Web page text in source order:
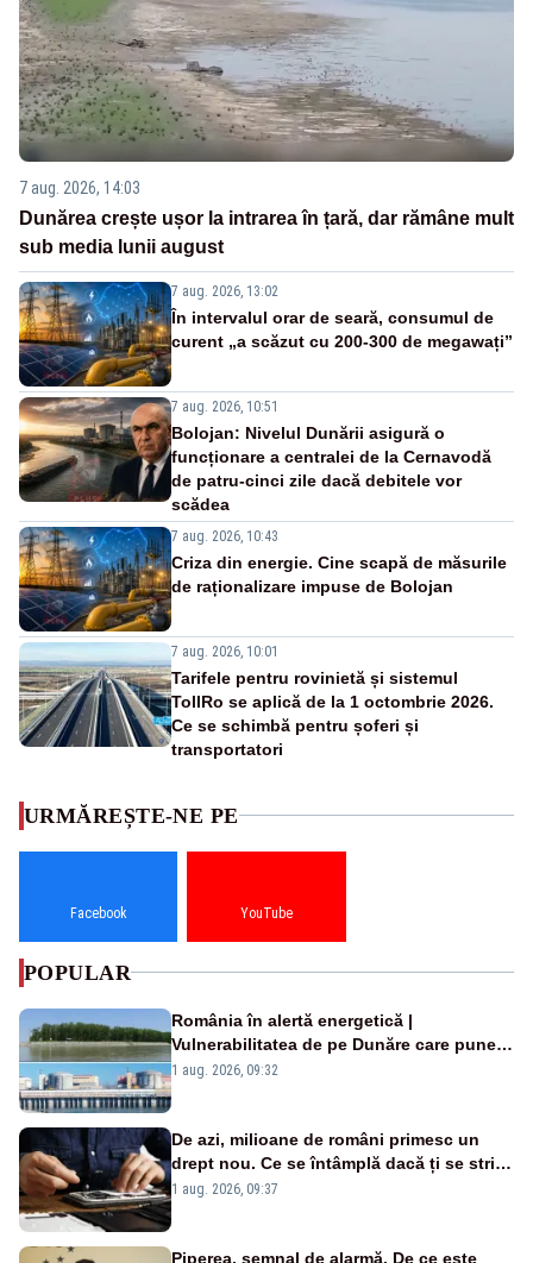
7 aug. 2026, 14:03
Dunărea crește ușor la intrarea în țară, dar rămâne mult
sub media lunii august
7 aug. 2026, 13:02
În intervalul orar de seară, consumul de
curent „a scăzut cu 200-300 de megawați”
7 aug. 2026, 10:51
Bolojan: Nivelul Dunării asigură o
funcționare a centralei de la Cernavodă
de patru-cinci zile dacă debitele vor
scădea
7 aug. 2026, 10:43
Criza din energie. Cine scapă de măsurile
de raționalizare impuse de Bolojan
7 aug. 2026, 10:01
Tarifele pentru rovinietă și sistemul
TollRo se aplică de la 1 octombrie 2026.
Ce se schimbă pentru șoferi și
transportatori
URMĂREȘTE-NE PE
Facebook YouTube
POPULAR
România în alertă energetică |
Vulnerabilitatea de pe Dunăre care pune
în pericol Centrala Cernavodă era
1 aug. 2026, 09:32
De azi, milioane de români primesc un
drept nou. Ce se întâmplă dacă ți se strică
un produs
1 aug. 2026, 09:37
Piperea, semnal de alarmă. De ce este